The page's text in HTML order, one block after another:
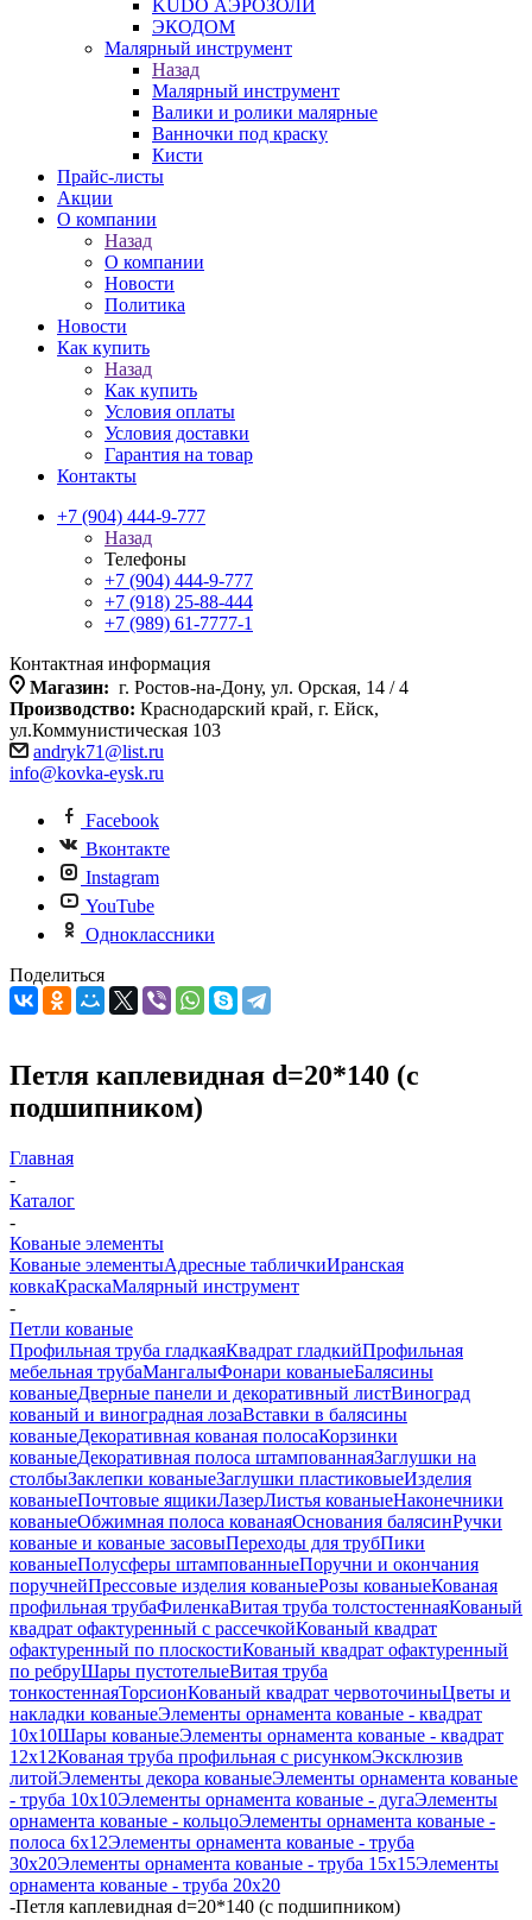
KUDO АЭРОЗОЛИ
ЭКОДОМ
Малярный инструмент
Назад
Малярный инструмент
Валики и ролики малярные
Ванночки под краску
Кисти
Прайс-листы
Акции
О компании
Назад
О компании
Новости
Политика
Новости
Как купить
Назад
Как купить
Условия оплаты
Условия доставки
Гарантия на товар
Контакты
+7 (904) 444-9-777
Назад
Телефоны
+7 (904) 444-9-777
+7 (918) 25-88-444
+7 (989) 61-7777-1
Контактная информация
Магазин: г. Ростов-на-Дону, ул. Орская, 14 / 4
Производство: Краснодарский край, г. Ейск,
ул.Коммунистическая 103
andryk71@list.ru
info@kovka-eysk.ru
Facebook
Вконтакте
Instagram
YouTube
Одноклассники
Поделиться
Петля каплевидная d=20*140 (с
подшипником)
Главная
-
Каталог
-
Кованые элементы
Кованые элементыАдресные табличкиИранская
ковкаКраскаМалярный инструмент
-
Петли кованые
Профильная труба гладкаяКвадрат гладкийПрофильная
мебельная трубаМангалыФонари кованыеБалясины
кованыеДверные панели и декоративный листВиноград
кованый и виноградная лозаВставки в балясины
кованыеДекоративная кованая полосаКорзинки
кованыеДекоративная полоса штампованнаяЗаглушки на
столбыЗаклепки кованыеЗаглушки пластиковыеИзделия
кованыеПочтовые ящикиЛазерЛистья кованыеНаконечники
кованыеОбжимная полоса кованаяОснования балясинРучки
кованые и кованые засовыПереходы для трубПики
кованыеПолусферы штампованныеПоручни и окончания
поручнейПрессовые изделия кованыеРозы кованыеКованая
профильная трубаФиленкаВитая труба толстостеннаяКованый
квадрат офактуренный с рассечкойКованый квадрат
офактуренный по плоскостиКованый квадрат офактуренный
по ребруШары пустотелыеВитая труба
тонкостеннаяТорсионКованый квадрат червоточиныЦветы и
накладки кованыеЭлементы орнамента кованые - квадрат
10х10Шары кованыеЭлементы орнамента кованые - квадрат
12х12Кованая труба профильная с рисункомЭксклюзив
литойЭлементы декора кованыеЭлементы орнамента кованые
- труба 10х10Элементы орнамента кованые - дугаЭлементы
орнамента кованые - кольцоЭлементы орнамента кованые -
полоса 6х12Элементы орнамента кованые - труба
30х20Элементы орнамента кованые - труба 15х15Элементы
орнамента кованые - труба 20х20
-Петля каплевидная d=20*140 (с подшипником)